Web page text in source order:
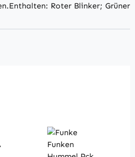
Roter Blinker; Grüner